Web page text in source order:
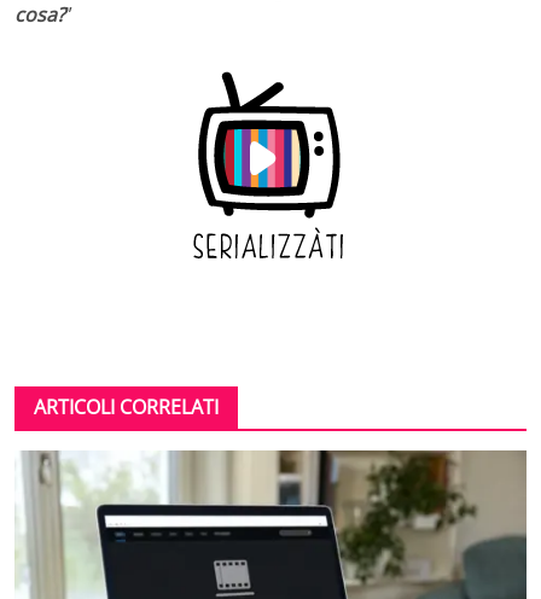
cosa?”
ARTICOLI CORRELATI